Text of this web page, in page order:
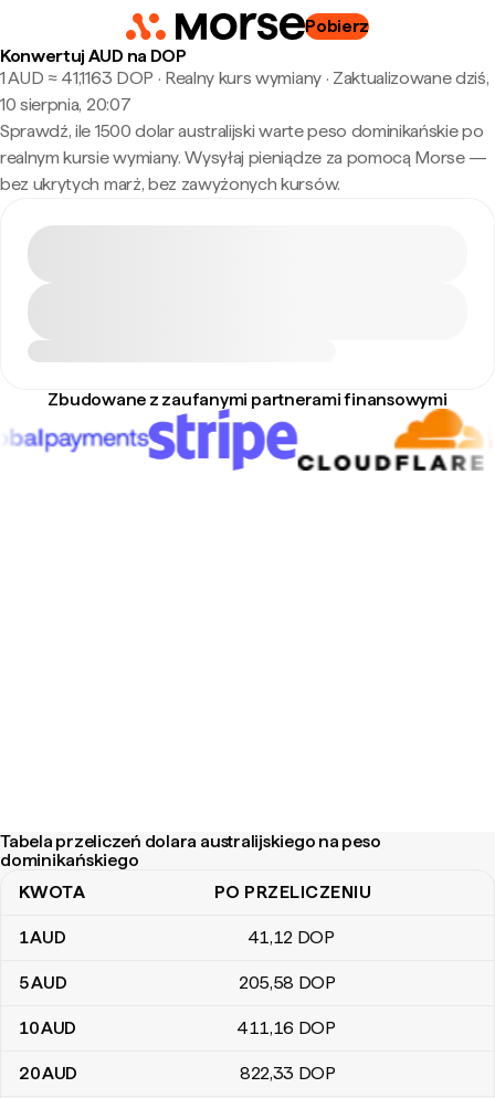
Pobierz
Konwertuj AUD na DOP
1 AUD ≈ 41,1163 DOP · Realny kurs wymiany· Zaktualizowane dziś,
10 sierpnia, 20:07
Sprawdź, ile 1500 dolar australijski warte peso dominikańskie po
realnym kursie wymiany. Wysyłaj pieniądze za pomocą Morse —
bez ukrytych marż, bez zawyżonych kursów.
Zbudowane z zaufanymi partnerami finansowymi
Tabela przeliczeń dolara australijskiego na peso
dominikańskiego
Tabela przeliczeń dolara australijskiego na peso dominikańskiego
KWOTA PO PRZELICZENIU
1AUD 41,12 DOP
5AUD 205,58 DOP
10AUD 411,16 DOP
20AUD 822,33 DOP